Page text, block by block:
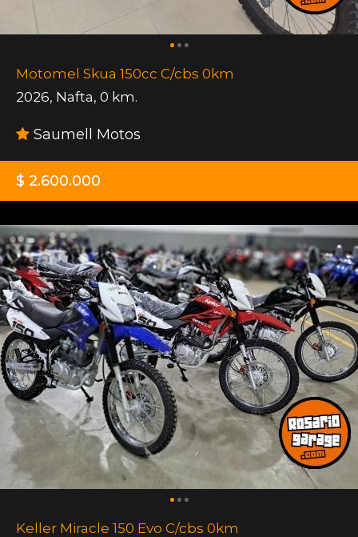
Motomel Skua 150cc C/cbs 0km
2026, Nafta, 0 km.
Saumell Motos
$ 2.600.000
Keller Miracle 150 Evo C/cbs 0km